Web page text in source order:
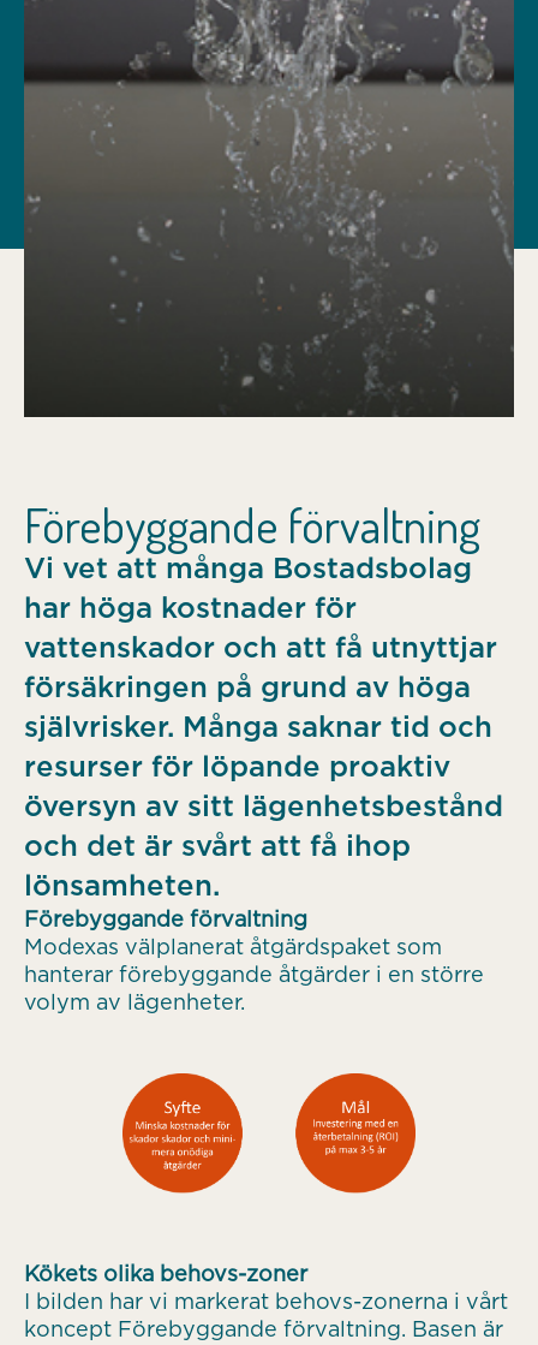
Förebyggande förvaltning
Vi vet att många Bostadsbolag
har höga kostnader för
vattenskador och att få utnyttjar
försäkringen på grund av höga
självrisker. Många saknar tid och
resurser för löpande proaktiv
översyn av sitt lägenhetsbestånd
och det är svårt att få ihop
lönsamheten.
Förebyggande förvaltning
Modexas välplanerat åtgärdspaket som
hanterar förebyggande åtgärder i en större
volym av lägenheter.
Kökets olika behovs-zoner
I bilden har vi markerat behovs-zonerna i vårt
koncept Förebyggande förvaltning. Basen är